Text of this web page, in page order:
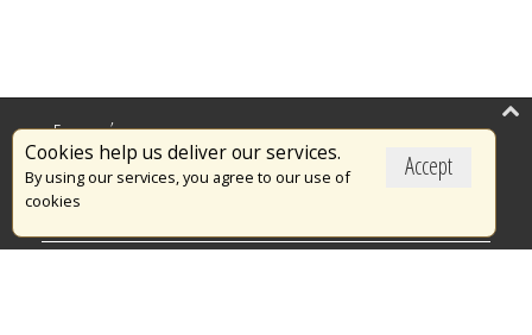
Accept
Cookies help us deliver our services.
By using our services, you agree to our use of
cookies
Επικαιρότητα
Το Πυροσβεστικό Σώμα